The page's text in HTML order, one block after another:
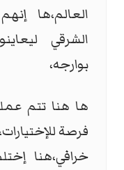
العالم،ها
الشرقي
بوارجه،
ها هنا تتم
فرصة
خرافي،هنا